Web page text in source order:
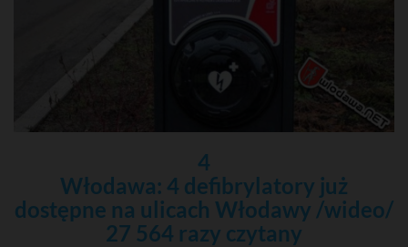
4
Włodawa: 4 defibrylatory już
dostępne na ulicach Włodawy /wideo/
27 564 razy czytany